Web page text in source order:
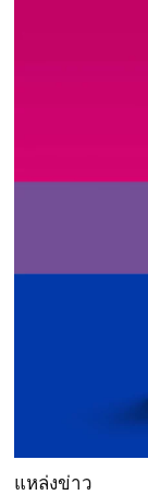
แหล่งข่าว